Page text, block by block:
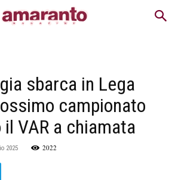
sbarca in Lega
campionato
VAR a chiamata
2025 2022